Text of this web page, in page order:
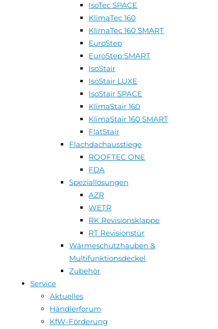
IsoTec SPACE
KlimaTec 160
KlimaTec 160 SMART
EuroStep
EuroStep SMART
IsoStair
IsoStair LUXE
IsoStair SPACE
KlimaStair 160
KlimaStair 160 SMART
FlatStair
Flachdachausstiege
ROOFTEC ONE
FDA
Speziallösungen
AZR
WETR
RK Revisionsklappe
RT Revisionstür
Wärmeschutzhauben &
Multifunktionsdeckel
Zubehör
Service
Aktuelles
Händlerforum
KfW-Förderung